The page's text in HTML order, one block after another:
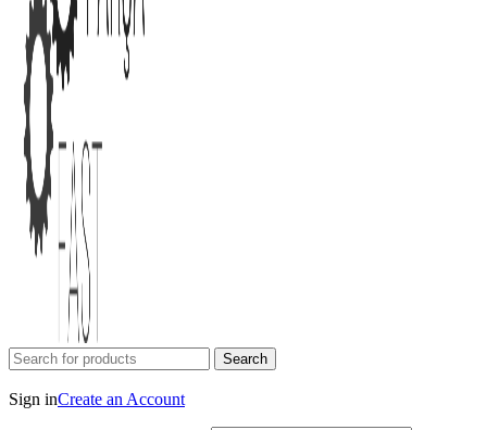
Search
Sign inCreate an Account